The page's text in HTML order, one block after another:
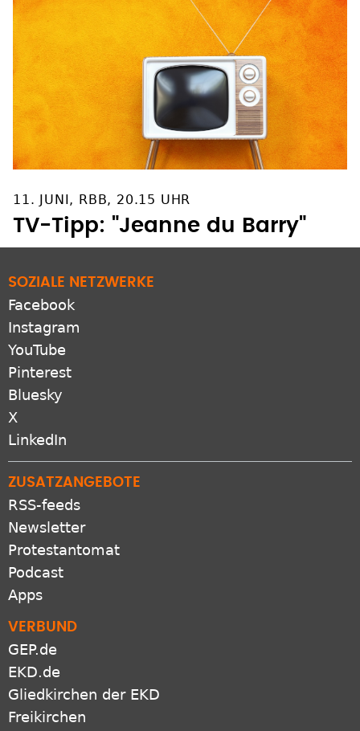
11. JUNI, RBB, 20.15 UHR
TV-Tipp: "Jeanne du Barry"
SOZIALE NETZWERKE
Facebook
Instagram
YouTube
Pinterest
Bluesky
X
ZUSATZANGEBOTE
RSS-feeds
Newsletter
Protestantomat
Podcast
VERBUND
GEP.de
EKD.de
Gliedkirchen der EKD